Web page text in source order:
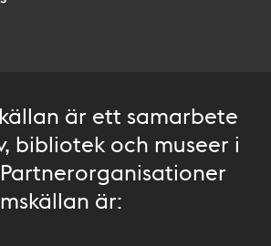
är ett samarbete
bibliotek och museer i
är: